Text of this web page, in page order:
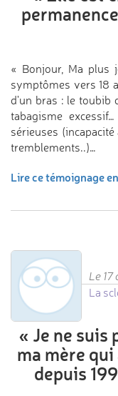
permanence
« Bonjour, Ma plus
symptômes vers 18
d'un bras : le toubib
tabagisme
sérieuses
tremblements..)…
Lire ce témoignage
Le 17
La
« Je ne suis
ma mère
depuis